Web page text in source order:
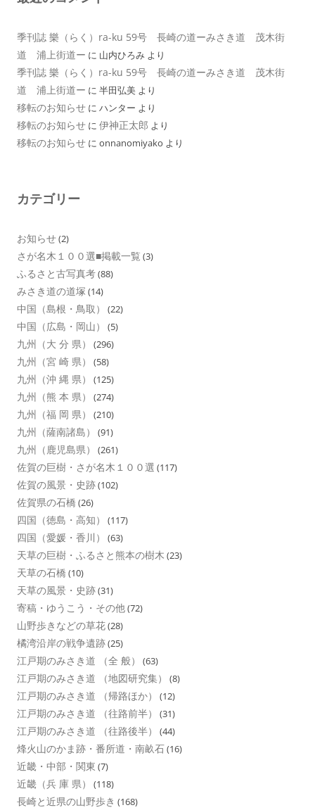
季刊誌 樂（らく）ra-ku 59号 長崎の道ーみさき道 茂木街
道 浦上街道ー に 山内ひろみ より
季刊誌 樂（らく）ra-ku 59号 長崎の道ーみさき道 茂木街
道 浦上街道ー に 半田弘美 より
移転のお知らせ に ハンター より
移転のお知らせ に 伊神正太郎 より
移転のお知らせ に onnanomiyako より
カテゴリー
お知らせ(2)
さが名木１００選■掲載一覧 (3)
ふるさと古写真考(88)
みさき道の道塚 (14)
中国（島根・鳥取） (22)
中国（広島・岡山） (5)
九州（大 分 県） (296)
九州（宮 崎 県） (58)
九州（沖 縄 県） (125)
九州（熊 本 県） (274)
九州（福 岡 県） (210)
九州（薩南諸島） (91)
九州（鹿児島県） (261)
佐賀の巨樹・さが名木１００選 (117)
佐賀の風景・史跡(102)
佐賀県の石橋 (26)
四国（徳島・高知） (117)
四国（愛媛・香川） (63)
天草の巨樹・ふるさと熊本の樹木 (23)
天草の石橋 (10)
天草の風景・史跡(31)
寄稿・ゆうこう・その他(72)
山野歩きなどの草花(28)
橘湾沿岸の戦争遺跡(25)
江戸期のみさき道 （全 般） (63)
江戸期のみさき道 （地図研究集） (8)
江戸期のみさき道 （帰路ほか） (12)
江戸期のみさき道 （往路前半） (31)
江戸期のみさき道 （往路後半） (44)
烽火山のかま跡・番所道・南畝石(16)
近畿・中部・関東 (7)
近畿（兵 庫 県） (118)
長崎と近県の山野歩き (168)